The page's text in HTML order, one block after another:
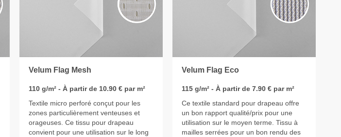
Velum Flag Mesh
110 g/m² - À partir de 10.90 € par m²
Textile micro perforé conçut pour les
zones particulièrement venteuses et
orageuses. Ce tissu pour drapeau
convient pour une utilisation sur le long
Velum Flag Eco
115 g/m² - À partir de 7.90 € par m²
Ce textile standard pour drapeau offre
un bon rapport qualité/prix pour une
utilisation sur le moyen terme. Tissu à
mailles serrées pour un bon rendu des